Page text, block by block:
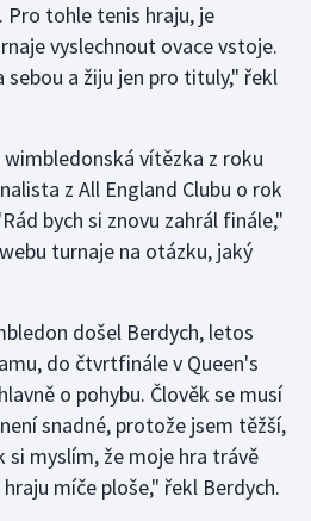
tohle tenis hraju, je
vyslechnout ovace vstoje.
a žiju jen pro tituly," řekl
vítězka z roku
z All England Clubu o rok
bych si znovu zahrál finále,"
turnaje na otázku, jaký
došel Berdych, letos
do čtvrtfinále v Queen's
o pohybu. Člověk se musí
snadné, protože jsem těžší,
si myslím, že moje hra trávě
míče ploše," řekl Berdych.